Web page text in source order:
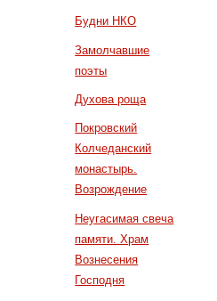
Будни НКО
Замолчавшие
поэты
Духова роща
Покровский
Колчеданский
монастырь.
Возрождение
Неугасимая свеча
памяти. Храм
Вознесения
Господня